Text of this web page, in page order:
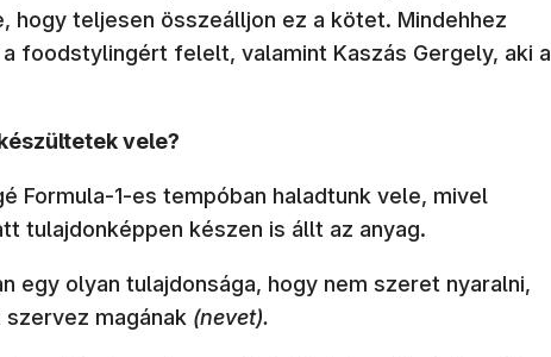
hogy teljesen összeálljon ez a kötet. Mindehhez
foodstylingért felelt, valamint Kaszás Gergely, aki a
vele?
Formula-1-es tempóban haladtunk vele, mivel
tulajdonképpen készen is állt az anyag.
egy olyan tulajdonsága, hogy nem szeret nyaralni,
magának (nevet).